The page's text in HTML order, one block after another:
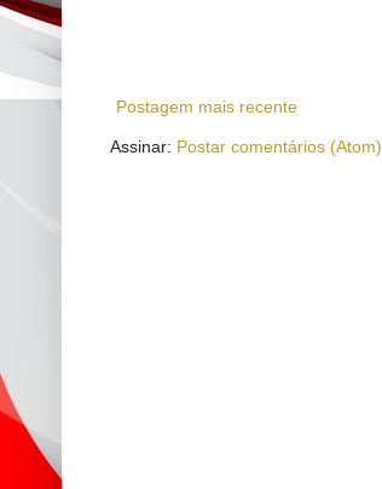
Postagem mais recente
Assinar: Postar comentários (Atom)